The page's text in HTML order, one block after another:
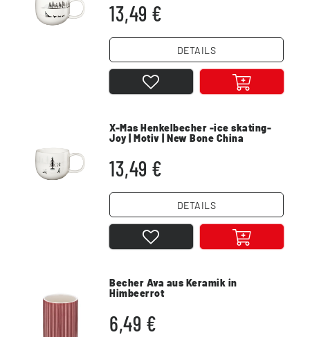
13,49 €
DETAILS
X-Mas Henkelbecher -ice skating-
Joy | Motiv | New Bone China
13,49 €
DETAILS
Becher Ava aus Keramik in
Himbeerrot
6,49 €